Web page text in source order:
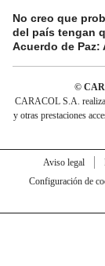
No creo que
del país tengan
Acuerdo de Paz:
©
CARACOL S.A. realiza
y otras prestaciones
Aviso legal
Configuración de